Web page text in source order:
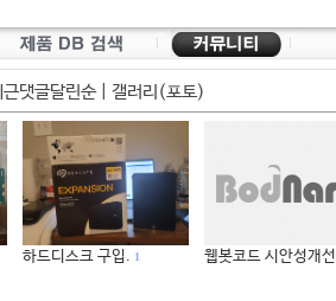
근댓글달린순| 갤러리(포토)
하드디스크 구입. 1 웹봇코드 시안성개선